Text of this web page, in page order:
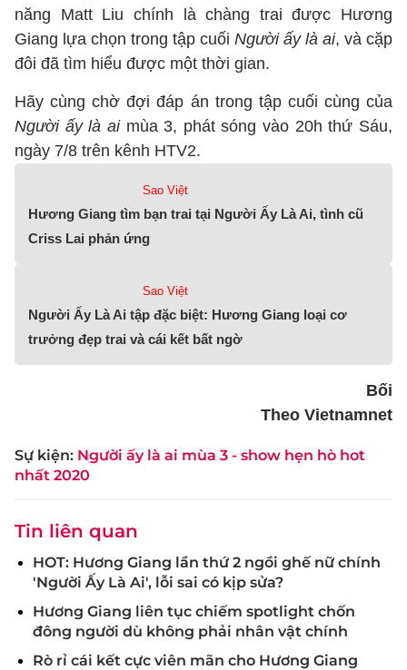
Sự kiện: Người ấy là ai mùa 3 - show hẹn hò hot
nhất 2020
năng Matt Liu chính là chàng trai được Hương
Giang lựa chọn trong tập cuối Người ấy là ai, và cặp
đôi đã tìm hiểu được một thời gian.
Hãy cùng chờ đợi đáp án trong tập cuối cùng của
Người ấy là aimùa 3, phát sóng vào 20h thứ Sáu,
ngày 7/8 trên kênh HTV2.
Sao Việt
Hương Giang tìm bạn trai tại Người Ấy Là Ai, tình cũ
Criss Lai phản ứng
Sao Việt
Người Ấy Là Ai tập đặc biệt: Hương Giang loại cơ
trưởng đẹp trai và cái kết bất ngờ
Bối
Theo Vietnamnet
Tin liên quan
HOT: Hương Giang lần thứ 2 ngồi ghế nữ chính
'Người Ấy Là Ai', lỗi sai có kịp sửa?
Hương Giang liên tục chiếm spotlight chốn
đông người dù không phải nhân vật chính
Rò rỉ cái kết cực viên mãn cho Hương Giang